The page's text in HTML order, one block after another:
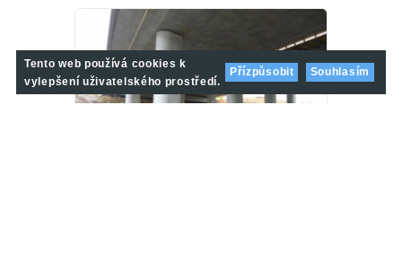
Tento web používá cookies k
vylepšení uživatelského prostředí.
Přízpůsobit Souhlasím